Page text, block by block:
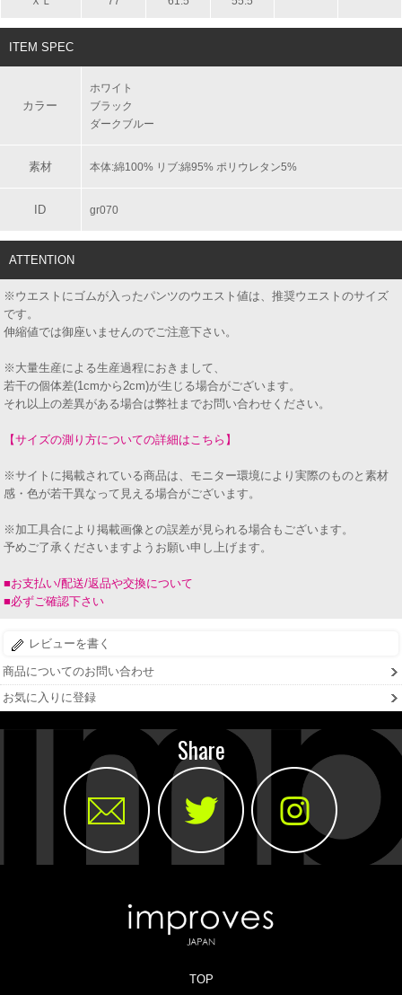
ITEM SPEC
カラー
ホワイト
ブラック
ダークブルー
素材 本体:綿100% リブ:綿95% ポリウレタン5%
ID gr070
ATTENTION
※ウエストにゴムが入ったパンツのウエスト値は、推奨ウエストのサイズ
です。
伸縮値では御座いませんのでご注意下さい。
※大量生産による生産過程におきまして、
若干の個体差(1cmから2cm)が生じる場合がございます。
それ以上の差異がある場合は弊社までお問い合わせください。
【サイズの測り方についての詳細はこちら】
※サイトに掲載されている商品は、モニター環境により実際のものと素材
感・色が若干異なって見える場合がございます。
※加工具合により掲載画像との誤差が見られる場合もございます。
予めご了承くださいますようお願い申し上げます。
■お支払い/配送/返品や交換について
■必ずご確認下さい
レビューを書く
商品についてのお問い合わせ
お気に入りに登録
Share
TOP